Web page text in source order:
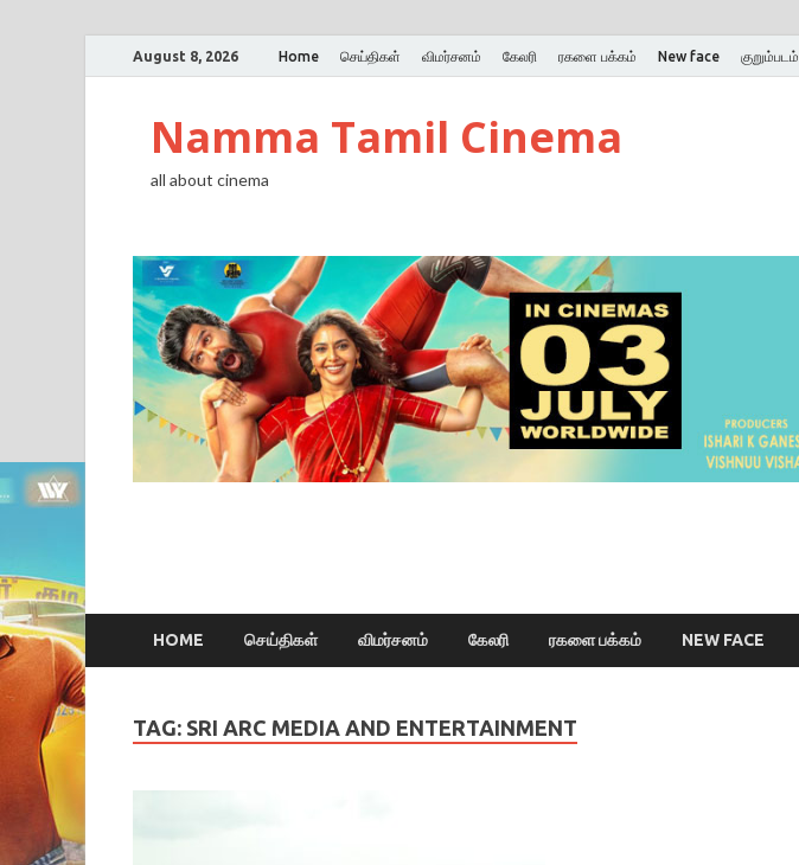
August 8, 2026 Home செய்திகள் விமர்சனம் கேலரி ரகளை பக்கம் New face குறும்படம்
Namma Tamil Cinema
all about cinema
HOME செய்திகள் விமர்சனம் கேலரி ரகளை பக்கம் NEW FACE
TAG: SRI ARC MEDIA AND ENTERTAINMENT